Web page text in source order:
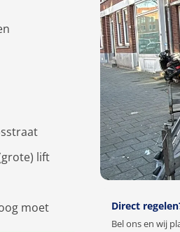
lift
moet
Direct
Bel ons en wij